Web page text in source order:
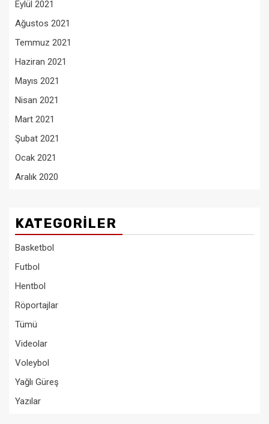
Eylül 2021
Ağustos 2021
Temmuz 2021
Haziran 2021
Mayıs 2021
Nisan 2021
Mart 2021
Şubat 2021
Ocak 2021
Aralık 2020
KATEGORILER
Basketbol
Futbol
Hentbol
Röportajlar
Tümü
Videolar
Voleybol
Yağlı Güreş
Yazılar